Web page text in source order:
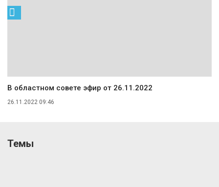
В областном совете эфир от 26.11.2022
26.11.2022 09:46
Темы